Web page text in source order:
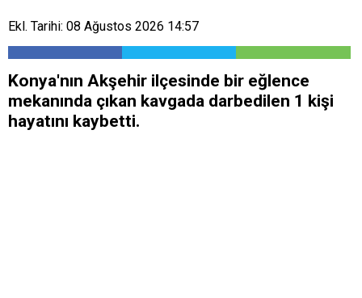
Ekl. Tarihi: 08 Ağustos 2026 14:57
Konya'nın Akşehir ilçesinde bir eğlence
mekanında çıkan kavgada darbedilen 1 kişi
hayatını kaybetti.